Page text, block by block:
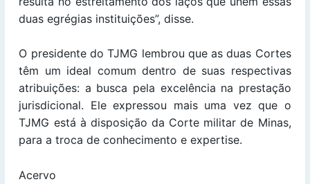
duas egrégias instituições”, disse.
O presidente do TJMG lembrou que as duas Cortes
têm um ideal comum dentro de suas respectivas
atribuições: a busca pela excelência na prestação
jurisdicional. Ele expressou mais uma vez que o
TJMG está à disposição da Corte militar de Minas,
para a troca de conhecimento e expertise.
Acervo